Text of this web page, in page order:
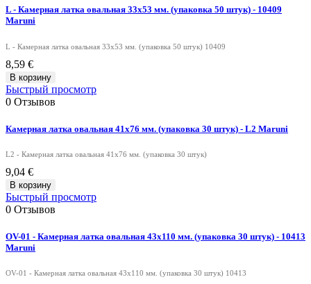
L - Камерная латка овальная 33х53 мм. (упаковка 50 штук) - 10409
Maruni
L - Камерная латка овальная 33х53 мм. (упаковка 50 штук) 10409
8,59 €
В корзину
Быстрый просмотр
0 Отзывов
Камерная латка овальная 41х76 мм. (упаковка 30 штук) - L2 Maruni
L2 - Камерная латка овальная 41х76 мм. (упаковка 30 штук)
9,04 €
В корзину
Быстрый просмотр
0 Отзывов
OV-01 - Камерная латка овальная 43х110 мм. (упаковка 30 штук) - 10413
Maruni
OV-01 - Камерная латка овальная 43х110 мм. (упаковка 30 штук) 10413